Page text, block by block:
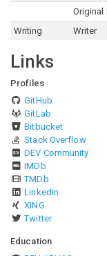
Original
Writing
Writer
Links
Profiles
GitHub
GitLab
Bitbucket
Stack Overflow
DEV Community
IMDb
TMDb
LinkedIn
XING
Twitter
Education